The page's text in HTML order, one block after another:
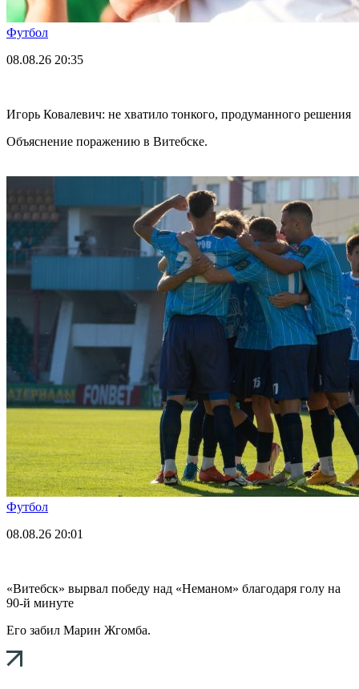
Футбол
08.08.26 20:35
Игорь Ковалевич: не хватило тонкого, продуманного решения
Объяснение поражению в Витебске.
Футбол
08.08.26 20:01
«Витебск» вырвал победу над «Неманом» благодаря голу на
90-й минуте
Его забил Марин Жгомба.